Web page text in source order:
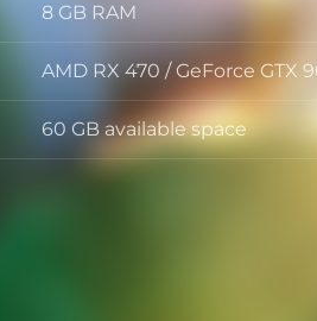
Geheugen
8 GB RAM
Graphics
AMD RX 470 / GeForce GTX
Schijf
60 GB available space